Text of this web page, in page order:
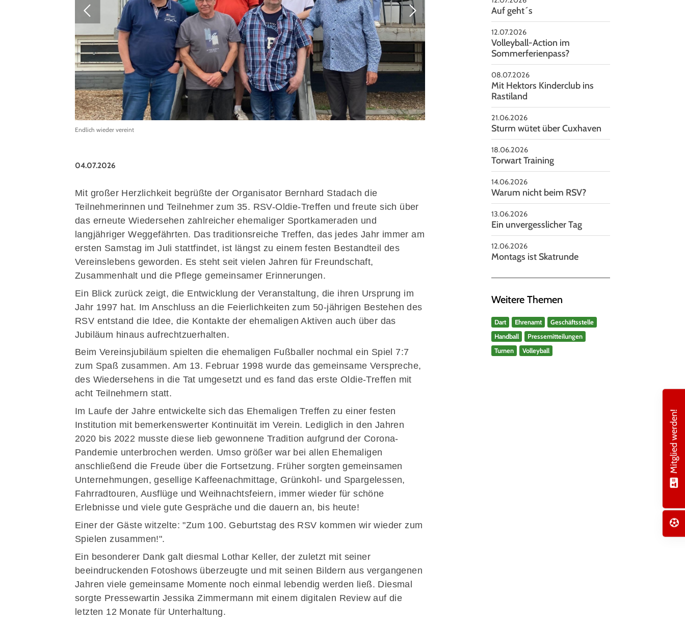
Endlich wieder vereint
04.07.2026
Mit großer Herzlichkeit begrüßte der Organisator Bernhard Stadach die
Teilnehmerinnen und Teilnehmer zum 35. RSV-Oldie-Treffen und freute sich über
das erneute Wiedersehen zahlreicher ehemaliger Sportkameraden und
langjähriger Weggefährten. Das traditionsreiche Treffen, das jedes Jahr immer am
ersten Samstag im Juli stattfindet, ist längst zu einem festen Bestandteil des
Vereinslebens geworden. Es steht seit vielen Jahren für Freundschaft,
Zusammenhalt und die Pflege gemeinsamer Erinnerungen.
Ein Blick zurück zeigt, die Entwicklung der Veranstaltung, die ihren Ursprung im
Jahr 1997 hat. Im Anschluss an die Feierlichkeiten zum 50-jährigen Bestehen des
RSV entstand die Idee, die Kontakte der ehemaligen Aktiven auch über das
Jubiläum hinaus aufrechtzuerhalten.
Beim Vereinsjubiläum spielten die ehemaligen Fußballer nochmal ein Spiel 7:7
zum Spaß zusammen. Am 13. Februar 1998 wurde das gemeinsame Verspreche,
des Wiedersehens in die Tat umgesetzt und es fand das erste Oldie-Treffen mit
acht Teilnehmern statt.
Im Laufe der Jahre entwickelte sich das Ehemaligen Treffen zu einer festen
Institution mit bemerkenswerter Kontinuität im Verein. Lediglich in den Jahren
2020 bis 2022 musste diese lieb gewonnene Tradition aufgrund der Corona-
Pandemie unterbrochen werden. Umso größer war bei allen Ehemaligen
anschließend die Freude über die Fortsetzung. Früher sorgten gemeinsamen
Unternehmungen, gesellige Kaffeenachmittage, Grünkohl- und Spargelessen,
Fahrradtouren, Ausflüge und Weihnachtsfeiern, immer wieder für schöne
Erlebnisse und viele gute Gespräche und die dauern an, bis heute!
Einer der Gäste witzelte: "Zum 100. Geburtstag des RSV kommen wir wieder zum
Spielen zusammen!".
Ein besonderer Dank galt diesmal Lothar Keller, der zuletzt mit seiner
beeindruckenden Fotoshows überzeugte und mit seinen Bildern aus vergangenen
Jahren viele gemeinsame Momente noch einmal lebendig werden ließ. Diesmal
sorgte Pressewartin Jessika Zimmermann mit einem digitalen Review auf die
letzten 12 Monate für Unterhaltung.
Auf geht´s
12.07.2026
Volleyball-Action im
Sommerferienpass?
08.07.2026
Mit Hektors Kinderclub ins
Rastiland
21.06.2026
Sturm wütet über Cuxhaven
18.06.2026
Torwart Training
14.06.2026
Warum nicht beim RSV?
13.06.2026
Ein unvergesslicher Tag
12.06.2026
Montags ist Skatrunde
Weitere Themen
Dart Ehrenamt
Geschäftsstelle
Handball
Pressemitteilungen
Turnen
Volleyball
Mitglied werden!